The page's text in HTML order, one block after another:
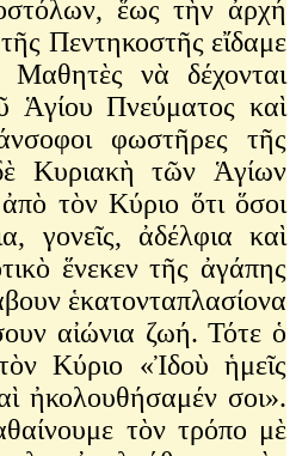
ἕως τὴν ἀρχή
Πεντηκοστῆς εἴδαμε
Μαθητὲς νὰ δέχονται
Ἁγίου Πνεύματος καὶ
φωστῆρες τῆς
Κυριακὴ τῶν Ἁγίων
τὸν Κύριο ὅτι ὅσοι
γονεῖς, ἀδέλφια καὶ
ἕνεκεν τῆς ἀγάπης
ἑκατονταπλασίονα
αἰώνια ζωή. Τότε ὁ
Κύριο «Ἰδοὺ ἡμεῖς
ἠκολουθήσαμέν σοι».
τὸν τρόπο μὲ